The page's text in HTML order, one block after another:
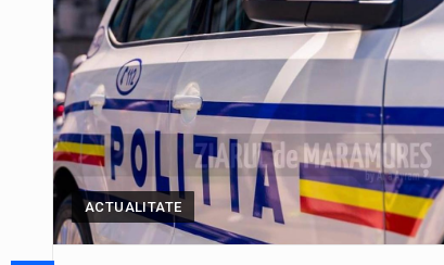
Suntem în plină vară și
Interval de valabilitate: 05
SIMULARE EXERCITIU.
Directorul OCPI
ACTUALITATE